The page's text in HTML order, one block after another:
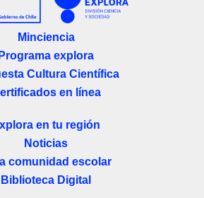
Minciencia
Programa explora
Cultura Científica
en línea
en tu región
Noticias
comunidad escolar
Biblioteca Digital